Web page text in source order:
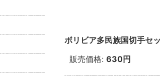
ボリビア多民族国切手セ
販売価格: 630円